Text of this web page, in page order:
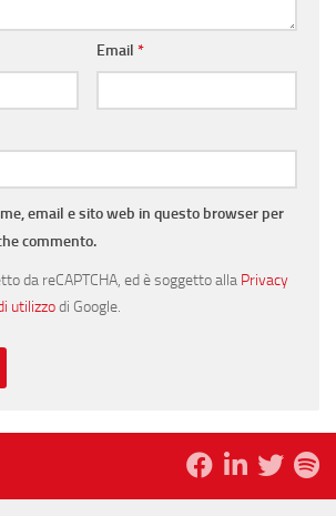
Email *
email e sito web in questo browser per
commento.
da reCAPTCHA, ed è soggetto alla Privacy
utilizzodi Google.